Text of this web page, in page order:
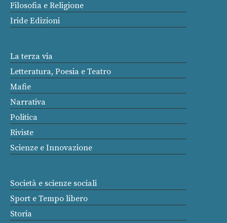
Filosofia e Religione
Iride Edizioni
La terza via
Letteratura, Poesia e Teatro
Mafie
Narrativa
Politica
Riviste
Scienze e Innovazione
Società e scienze sociali
Sport e Tempo libero
Storia